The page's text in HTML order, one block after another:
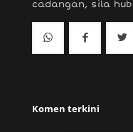
cadangan, sila
Komen terkini